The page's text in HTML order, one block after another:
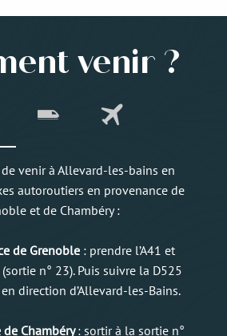
venir ?
venir à Allevard-les-bains en
autoroutiers en provenance de
et de Chambéry :
de Grenoble : prendre l’A41 et
n° 23). Puis suivre la D525
direction d’Allevard-les-Bains.
Chambéry: sortir à la sortie n°